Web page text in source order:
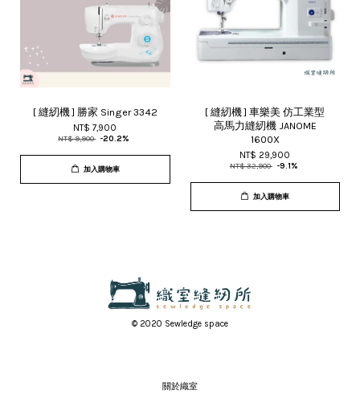
[ 縫紉機 ] 勝家 Singer 3342
NT$ 7,900
NT$ 9,900 -20.2%
加入購物車
[ 縫紉機 ] 車樂美 仿工業型
高馬力縫紉機 JANOME
1600X
NT$ 29,900
NT$ 32,900 -9.1%
加入購物車
© 2020 Sewledge space
關於織室